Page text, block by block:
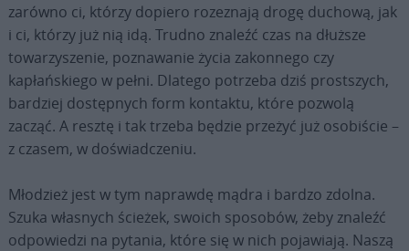
zarówno ci, którzy dopiero rozeznają drogę duchową, jak
i ci, którzy już nią idą. Trudno znaleźć czas na dłuższe
towarzyszenie, poznawanie życia zakonnego czy
kapłańskiego w pełni. Dlatego potrzeba dziś prostszych,
bardziej dostępnych form kontaktu, które pozwolą
zacząć. A resztę i tak trzeba będzie przeżyć już osobiście –
z czasem, w doświadczeniu.
Młodzież jest w tym naprawdę mądra i bardzo zdolna.
Szuka własnych ścieżek, swoich sposobów, żeby znaleźć
odpowiedzi na pytania, które się w nich pojawiają. Naszą